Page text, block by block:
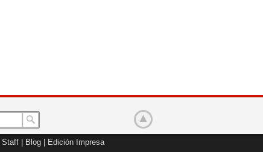
Staff Blog
Edición Impresa